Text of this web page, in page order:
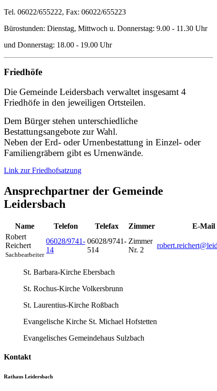
Tel. 06022/655222, Fax: 06022/655223
Bürostunden: Dienstag, Mittwoch u. Donnerstag: 9.00 - 11.30 Uhr
und Donnerstag: 18.00 - 19.00 Uhr
Friedhöfe
Die Gemeinde Leidersbach verwaltet insgesamt 4
Friedhöfe in den jeweiligen Ortsteilen.
Dem Bürger stehen unterschiedliche
Bestattungsangebote zur Wahl.
Neben der Erd- oder Urnenbestattung in Einzel- oder
Familiengräbern gibt es Urnenwände.
Link zur Friedhofsatzung
Ansprechpartner der Gemeinde
Leidersbach
Name Telefon Telefax Zimmer
E-Mail
Robert
Reichert
Sachbearbeiter
06028/9741-
14
06028/9741-
514
Zimmer
Nr. 2
St. Barbara-Kirche Ebersbach
St. Rochus-Kirche Volkersbrunn
St. Laurentius-Kirche Roßbach
Evangelische Kirche St. Michael Hofstetten
Evangelisches Gemeindehaus Sulzbach
Kontakt
Rathaus Leidersbach